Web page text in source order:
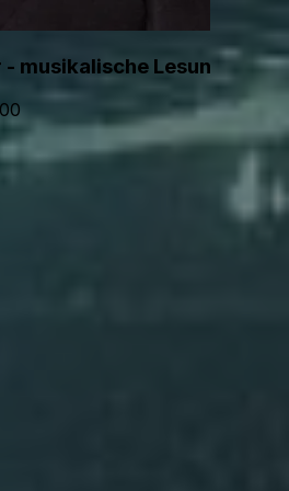
musikalische Lesung